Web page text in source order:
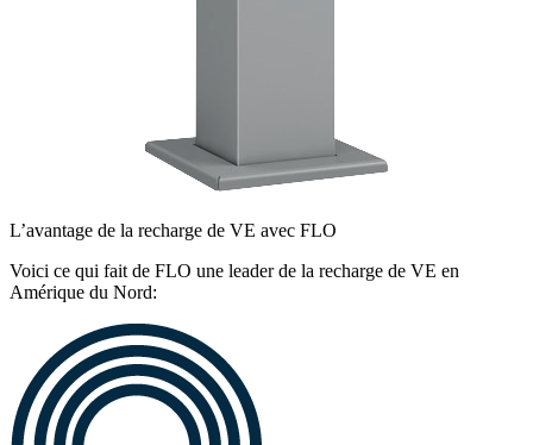
L’avantage de la recharge de VE avec FLO
Voici ce qui fait de FLO une leader de la recharge de VE en
Amérique du Nord: